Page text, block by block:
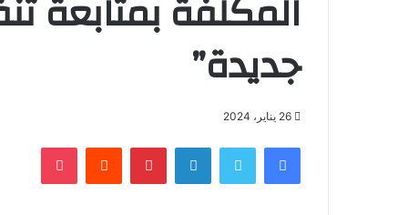
المكلفة بمتابعة
جديدة”
26 يناير، 2024
فيسبوك لينكدإن بينتيريست